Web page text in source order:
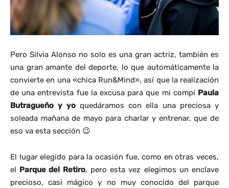
Pero Silvia Alonso no solo es una gran actriz, también es
una gran amante del deporte, lo que automáticamente la
convierte en una «chica Run&Mind», así que la realización
de una entrevista fue la excusa para que mi compi Paula
Butragueño y yoquedáramos con ella una preciosa y
soleada mañana de mayo para charlar y entrenar, que de
eso va esta sección 😉
El lugar elegido para la ocasión fue, como en otras veces,
el Parque del Retiro, pero esta vez elegimos un enclave
precioso, casi mágico y no muy conocido del parque